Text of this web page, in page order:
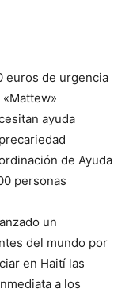
euros de urgencia
ayuda
de Ayuda
personas
un
del mundo por
en Haití las
a los